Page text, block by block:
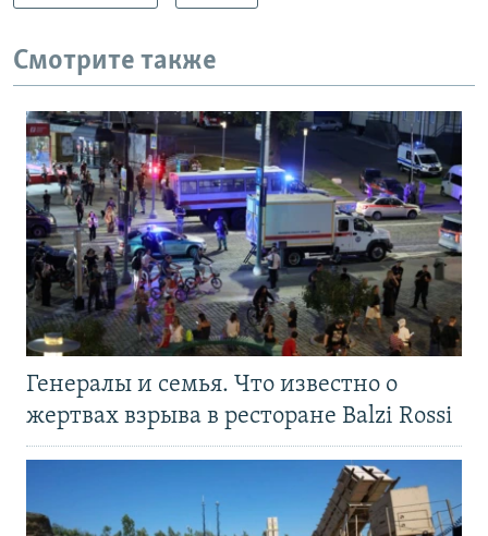
Смотрите также
Генералы и семья. Что известно о
жертвах взрыва в ресторане Balzi Rossi